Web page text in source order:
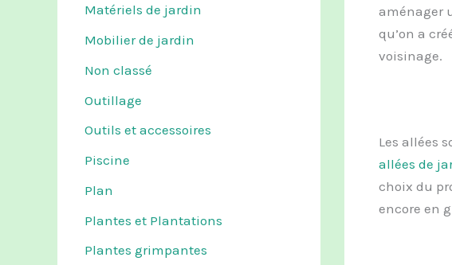
Matériels de jardin
Mobilier de jardin
Non classé
Outillage
Outils et accessoires
Piscine
Plan
Plantes et Plantations
Plantes grimpantes
aménager
qu’on a
voisinage.
Les allées
allées de
choix du
encore en